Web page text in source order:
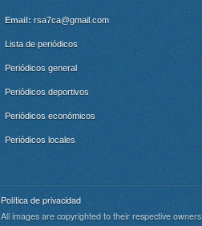
Email: rsa7ca@gmail.com
Lista de periódicos
Periódicos general
Periódicos deportivos
Periódicos económicos
Periódicos locales
Política de privacidad
All images are copyrighted to their respective owners.